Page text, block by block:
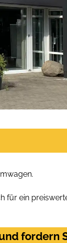
für ein
fordern